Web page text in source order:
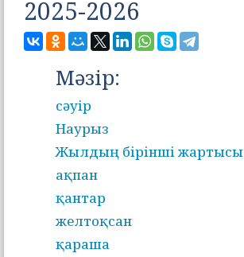
2025-2026
Мәзір:
сәуір
Наурыз
Жылдың бірінші жартысы
ақпан
қантар
желтоқсан
қараша